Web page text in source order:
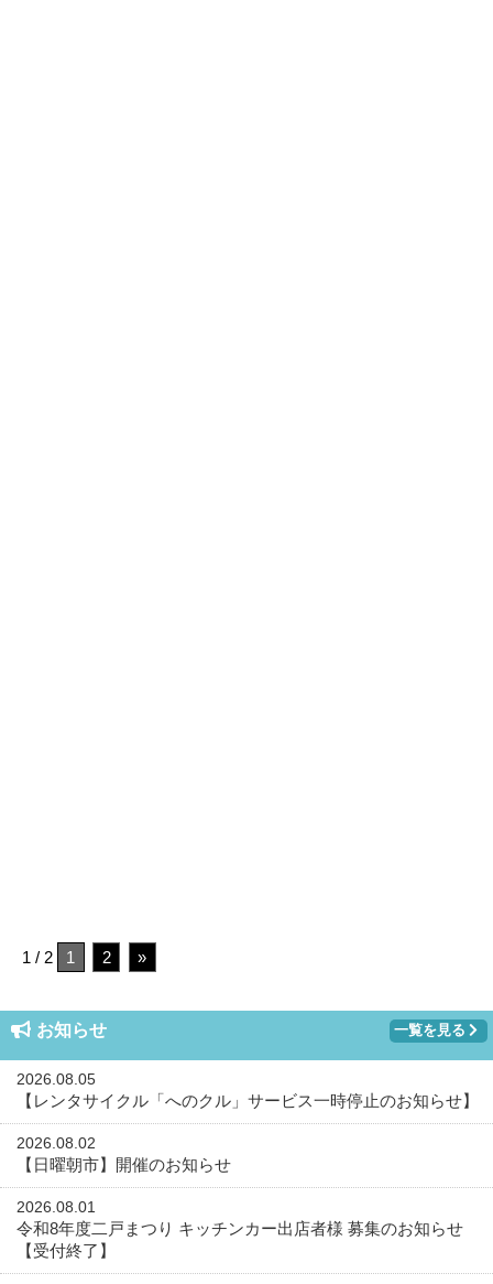
1 / 2 1 2 »
お知らせ 一覧を見る
2026.08.05
【レンタサイクル「へのクル」サービス一時停止のお知らせ】
2026.08.02
【日曜朝市】開催のお知らせ
2026.08.01
令和8年度二戸まつり キッチンカー出店者様 募集のお知らせ
【受付終了】